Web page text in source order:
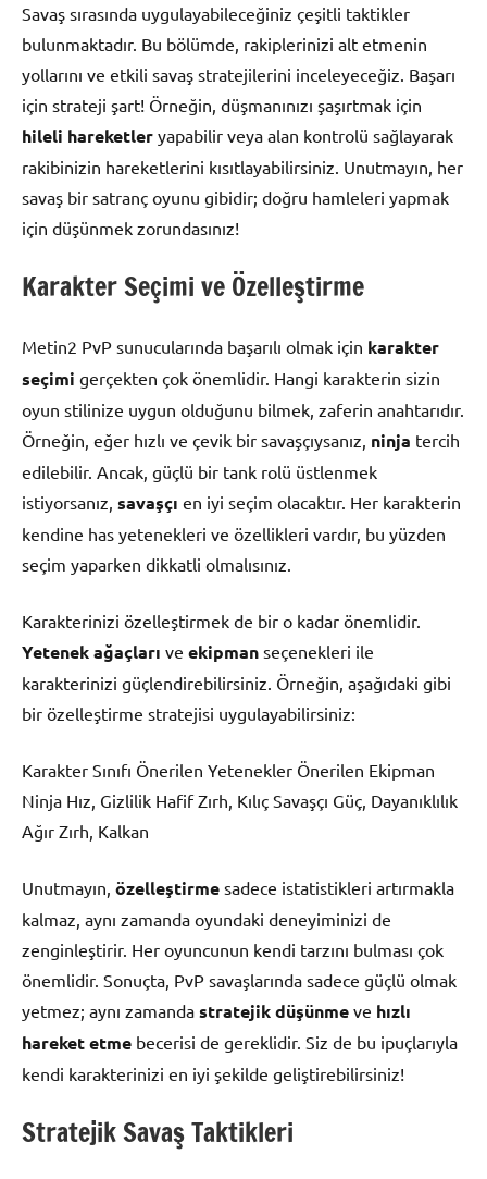
Savaş sırasında uygulayabileceğiniz çeşitli taktikler
bulunmaktadır. Bu bölümde, rakiplerinizi alt etmenin
yollarını ve etkili savaş stratejilerini inceleyeceğiz. Başarı
için strateji şart! Örneğin, düşmanınızı şaşırtmak için
hileli hareketler yapabilir veya alan kontrolü sağlayarak
rakibinizin hareketlerini kısıtlayabilirsiniz. Unutmayın, her
savaş bir satranç oyunu gibidir; doğru hamleleri yapmak
için düşünmek zorundasınız!
Karakter Seçimi ve Özelleştirme
Metin2 PvP sunucularında başarılı olmak için karakter
seçimi gerçekten çok önemlidir. Hangi karakterin sizin
oyun stilinize uygun olduğunu bilmek, zaferin anahtarıdır.
Örneğin, eğer hızlı ve çevik bir savaşçıysanız, ninja tercih
edilebilir. Ancak, güçlü bir tank rolü üstlenmek
istiyorsanız, savaşçı en iyi seçim olacaktır. Her karakterin
kendine has yetenekleri ve özellikleri vardır, bu yüzden
seçim yaparken dikkatli olmalısınız.
Karakterinizi özelleştirmek de bir o kadar önemlidir.
Yetenek ağaçları ve ekipman seçenekleri ile
karakterinizi güçlendirebilirsiniz. Örneğin, aşağıdaki gibi
bir özelleştirme stratejisi uygulayabilirsiniz:
Karakter Sınıfı Önerilen Yetenekler Önerilen Ekipman
Ninja Hız, Gizlilik Hafif Zırh, Kılıç Savaşçı Güç, Dayanıklılık
Ağır Zırh, Kalkan
Unutmayın, özelleştirme sadece istatistikleri artırmakla
kalmaz, aynı zamanda oyundaki deneyiminizi de
zenginleştirir. Her oyuncunun kendi tarzını bulması çok
önemlidir. Sonuçta, PvP savaşlarında sadece güçlü olmak
yetmez; aynı zamanda stratejik düşünme ve hızlı
hareket etme becerisi de gereklidir. Siz de bu ipuçlarıyla
kendi karakterinizi en iyi şekilde geliştirebilirsiniz!
Stratejik Savaş Taktikleri